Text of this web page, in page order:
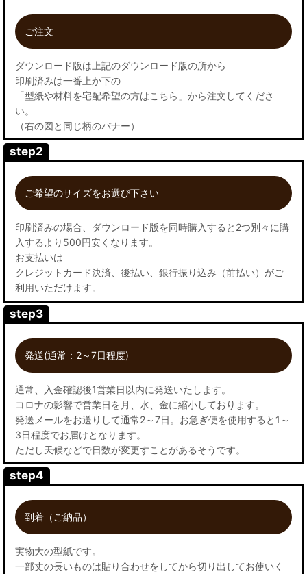
ご注文
ダウンロード版は上記のダウンロード版の所から
印刷済みは一番上か下の
「型紙や材料を宅配希望の方はこちら」から注文してくださ
い。
（右の図と同じ柄のバナー）
step2
ご希望のサイズをお選び下さい
印刷済みの場合、ダウンロード版を同時購入すると2つ別々に購
入するより500円安くなります。
お支払いは
クレジットカード決済、後払い、銀行振り込み（前払い）がご
利用いただけます。
step3
発送(通常：2～7日程度)
通常、入金確認後1営業日以内に発送いたします。
コロナの影響で営業日を月、水、金に縮小しております。
発送メールをお送りして通常2～7日。お急ぎ便を使用すると1～
3日程度でお届けとなります。
ただし天候などで日数が変更すことがあるそうです。
step4
到着（ご納品）
実物大の型紙です。
一部丈の長いものは貼り合わせをしてから切り出してお使いく